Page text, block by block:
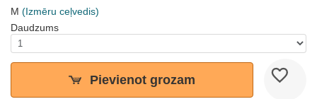
M (Izmēru ceļvedis)
Daudzums
Pievienot grozam